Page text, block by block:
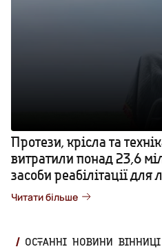
Протези, крісла та
витратили понад 23,6
засоби реабілітації
Читати більше
ОСТАННІ НОВИНИ ВІННИЦІ